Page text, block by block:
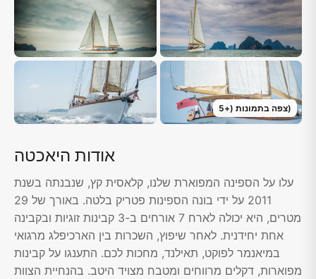
צפה בתמונות (+
5 )
אודות היאכטה
עלו על הספינה המפוארת שלנו, קלאסית קץ, שנבנתה בשנת
2011 על ידי בונה הספינות פטריק בלטה. באורך של 29
מטרים, היא יכולה לארח 7 אורחים ב-3 קבינות זוגיות ובקבינה
אחת יחידנית. לאחר שיפוץ, השכרות בין הארכיפלג מרגואי
במיאנמר לפוקט, תאילנד, מחכות לכם. התענגו על קבינות
מפוארות, דקלים מרווחים ומטבח מצויד היטב. בהנחיית הצוות